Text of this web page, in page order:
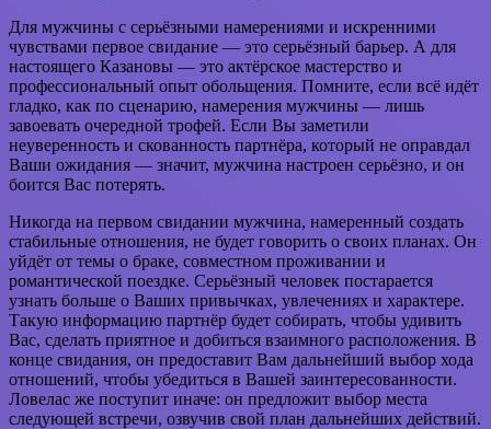
Для мужчины с серьёзными намерениями и искренними
чувствами первое свидание — это серьёзный барьер. А для
настоящего Казановы — это актёрское мастерство и
профессиональный опыт обольщения. Помните, если всё идёт
гладко, как по сценарию, намерения мужчины — лишь
завоевать очередной трофей. Если Вы заметили
неуверенность и скованность партнёра, который не оправдал
Ваши ожидания — значит, мужчина настроен серьёзно, и он
боится Вас потерять.
Никогда на первом свидании мужчина, намеренный создать
стабильные отношения, не будет говорить о своих планах. Он
уйдёт от темы о браке, совместном проживании и
романтической поездке. Серьёзный человек постарается
узнать больше о Ваших привычках, увлечениях и характере.
Такую информацию партнёр будет собирать, чтобы удивить
Вас, сделать приятное и добиться взаимного расположения. В
конце свидания, он предоставит Вам дальнейший выбор хода
отношений, чтобы убедиться в Вашей заинтересованности.
Ловелас же поступит иначе: он предложит выбор места
следующей встречи, озвучив свой план дальнейших действий.